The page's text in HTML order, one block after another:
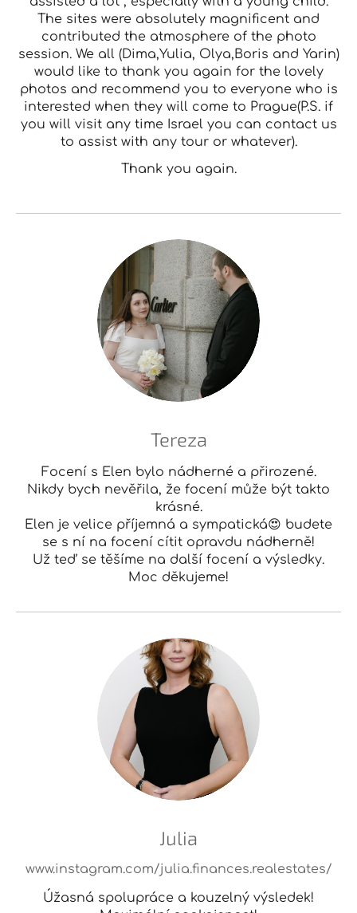
The sites were absolutely magnificent and
contributed the atmosphere of the photo
session. We all (Dima,Yulia, Olya,Boris and Yarin)
would like to thank you again for the lovely
photos and recommend you to everyone who is
interested when they will come to Prague(P.S. if
you will visit any time Israel you can contact us
to assist with any tour or whatever).
Thank you again.
Tereza
Focení s Elen bylo nádherné a přirozené.
Nikdy bych nevěřila, že focení může být takto
krásné.
Elen je velice příjemná a sympatická😍 budete
se s ní na focení cítit opravdu nádherně!
Už teď se těšíme na další focení a výsledky.
Moc děkujeme!
Julia
www.instagram.com/julia.finances.realestates/
Úžasná spolupráce a kouzelný výsledek!